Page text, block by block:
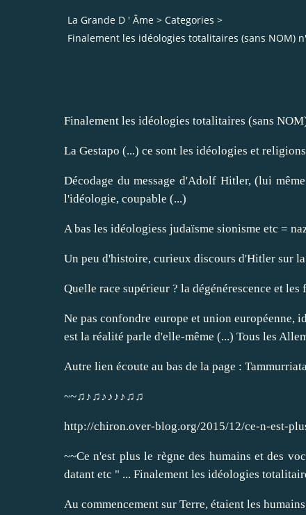
La Grande D ' Âme > Categories >
Finalement les idéologies totalitaires (sans NOM)
Finalement les idéologies totalitaires (sans
La Gestapo (...) ce sont les idéologies et
Décodage du message d'Adolf Hitler, (lui
l'idéologie, coupable (...)
A bas les idéologiess judaïsme sionisme etc =
Un peu d'histoire, curieux discours d'Hitler sur
Quelle race supérieur ? la dégénérescence et
Ne pas confondre europe et union européenne,
est la réalité parle d'elle-même (...) Tous les
Autre lien écoute au bas de la page :
~~♫♪♫♪♪♪♪♫♫
http://chiron.over-blog.org/2015/12/ce-n-est-
~~Ce n'est plus le règne des humains et des
datant etc " ... Finalement les idéologies
Au commencement sur Terre, étaient les